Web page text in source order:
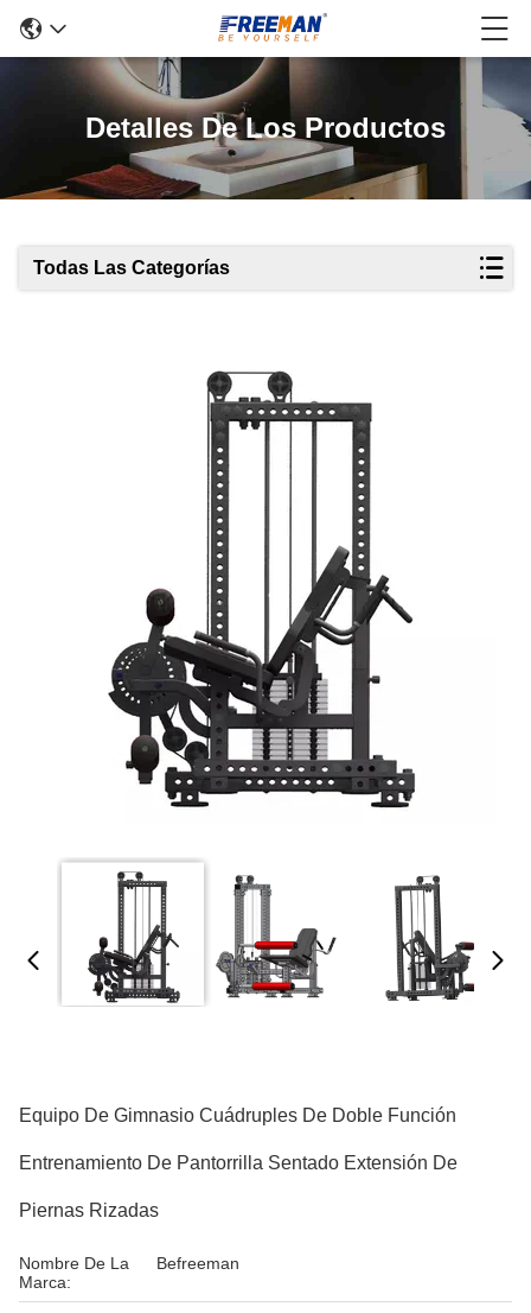
Detalles De Los Productos
Todas Las Categorías
Equipo De Gimnasio Cuádruples De Doble Función
Entrenamiento De Pantorrilla Sentado Extensión De
Piernas Rizadas
Nombre De La
Marca:
Befreeman